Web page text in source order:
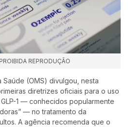
REPRODUÇÃO
Saúde (OMS) divulgou, nesta
diretrizes oficiais para o uso
1 — conhecidos popularmente
— no tratamento da
A agência recomenda que o